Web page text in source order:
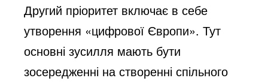
Другий пріоритет включає в себе
утворення «цифрової Європи». Тут
основні зусилля мають бути
зосередженні на створенні спільного